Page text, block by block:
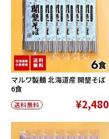
マルワ製麺 北海道産 開墾そば
6食
送料無料 ¥2,480